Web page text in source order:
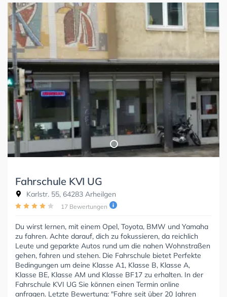
Fahrschule KVI UG
Karlstr. 55, 64283 Arheilgen
17 Bewertungen
Du wirst lernen, mit einem Opel, Toyota, BMW und Yamaha
zu fahren. Achte darauf, dich zu fokussieren, da reichlich
Leute und geparkte Autos rund um die nahen Wohnstraßen
gehen, fahren und stehen. Die Fahrschule bietet Perfekte
Bedingungen um deine Klasse A1, Klasse B, Klasse A,
Klasse BE, Klasse AM und Klasse BF17 zu erhalten. In der
Fahrschule KVI UG Sie können einen Termin online
anfragen. Letzte Bewertung: "Fahre seit über 20 Jahren